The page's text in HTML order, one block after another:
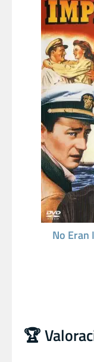
No Eran
🏆